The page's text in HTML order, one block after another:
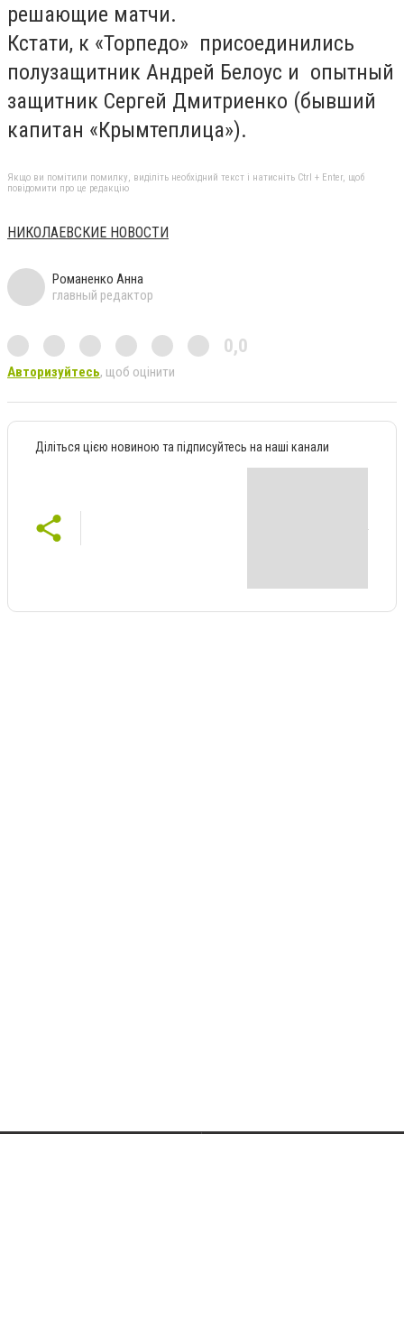
решающие матчи.
Кстати, к «Торпедо» присоединились
полузащитник Андрей Белоус и опытный
защитник Сергей Дмитриенко (бывший
капитан «Крымтеплица»).
Якщо ви помітили помилку, виділіть необхідний текст і натисніть Ctrl + Enter, щоб
повідомити про це редакцію
НИКОЛАЕВСКИЕ НОВОСТИ
Романенко Анна
главный редактор
0,0
Авторизуйтесь, щоб оцінити
Діліться цією новиною та підписуйтесь на наші канали